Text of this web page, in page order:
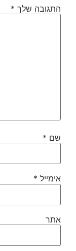
התגובה שלך *
שם *
אימייל *
אתר